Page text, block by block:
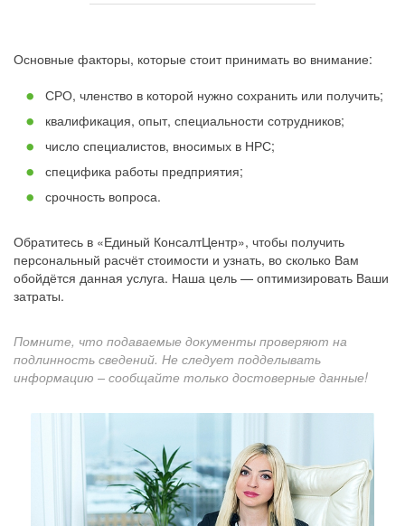
Основные факторы, которые стоит принимать во внимание:
СРО, членство в которой нужно сохранить или получить;
квалификация, опыт, специальности сотрудников;
число специалистов, вносимых в НРС;
специфика работы предприятия;
срочность вопроса.
Обратитесь в «Единый КонсалтЦентр», чтобы получить
персональный расчёт стоимости и узнать, во сколько Вам
обойдётся данная услуга. Наша цель — оптимизировать Ваши
затраты.
Помните, что подаваемые документы проверяют на
подлинность сведений. Не следует подделывать
информацию – сообщайте только достоверные данные!